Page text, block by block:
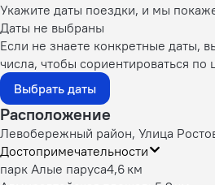
Укажите даты поездки, и мы
Даты не выбраны
Если не знаете конкретные даты,
числа, чтобы сориентироваться по
Выбрать даты
Расположение
Левобережный район, Улица
Достопримечательности
парк Алые паруса4,6 км